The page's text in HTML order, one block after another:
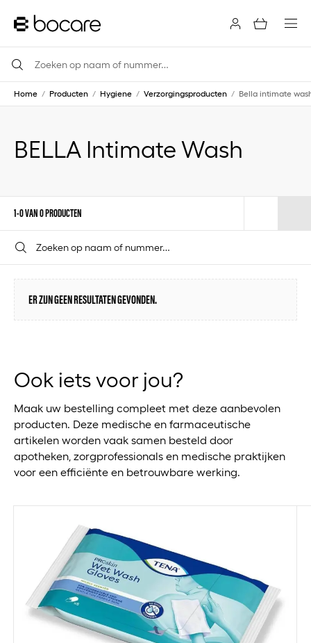
Home / Producten / Hygiene / Verzorgingsproducten / Bella intimate
BELLA Intimate Wash
1-0 VAN 0 PRODUCTEN
ER ZIJN GEEN RESULTATEN GEVONDEN.
Ook iets voor jou?
Maak uw bestelling compleet met deze aanbevolen
producten. Deze medische en farmaceutische
artikelen worden vaak samen besteld door
apotheken, zorgprofessionals en medische praktijken
voor een efficiënte en betrouwbare werking.